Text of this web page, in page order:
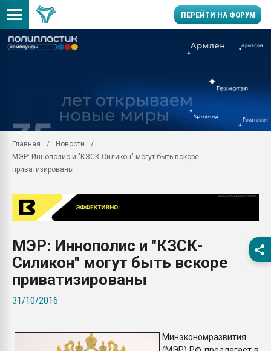
ПЕРЕЙТИ НА ФОРУМ
29.07.2026 ФРП помог
заводу пластмасс"
первый план в
28.07.2026
ситуацией на
Главная
Новости
МЭР: Иннополис и "КЗСК-Силикон" могут быть вскоре
приватизированы
МЭР: Иннополис и "КЗСК-
Силикон" могут быть вскоре
приватизированы
31/10/2016
Минэкономразвития